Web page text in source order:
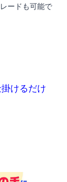
ードも可能で
けるだけ